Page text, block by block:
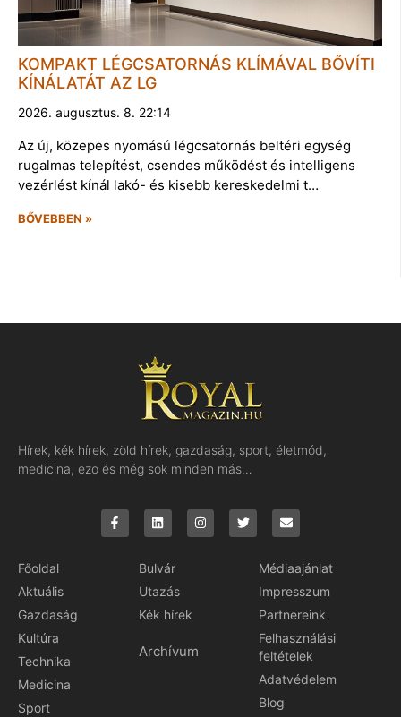
KOMPAKT LÉGCSATORNÁS KLÍMÁVAL BŐVÍTI
KÍNÁLATÁT AZ LG
2026. augusztus. 8. 22:14
Az új, közepes nyomású légcsatornás beltéri egység
rugalmas telepítést, csendes működést és intelligens
vezérlést kínál lakó- és kisebb kereskedelmi t…
BŐVEBBEN »
Hírek, kék hírek, zöld hírek, gazdaság, sport, életmód,
medicina, ezo és még sok minden más…
Főoldal
Aktuális
Gazdaság
Kultúra
Technika
Medicina
Sport
Bulvár
Utazás
Kék hírek
Archívum
Médiaajánlat
Impresszum
Partnereink
Felhasználási
feltételek
Adatvédelem
Blog